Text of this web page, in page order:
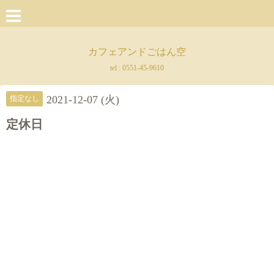
カフェアンドごはん空
tel : 0551-45-9610
指定なし 2021-12-07 (火)
定休日